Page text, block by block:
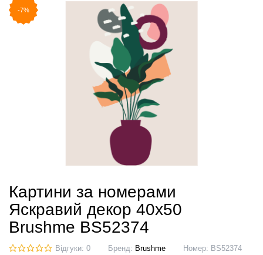
-7%
Картини за номерами
Яскравий декор 40x50
Brushme BS52374
Відгуки: 0 Бренд: Brushme Номер: BS52374